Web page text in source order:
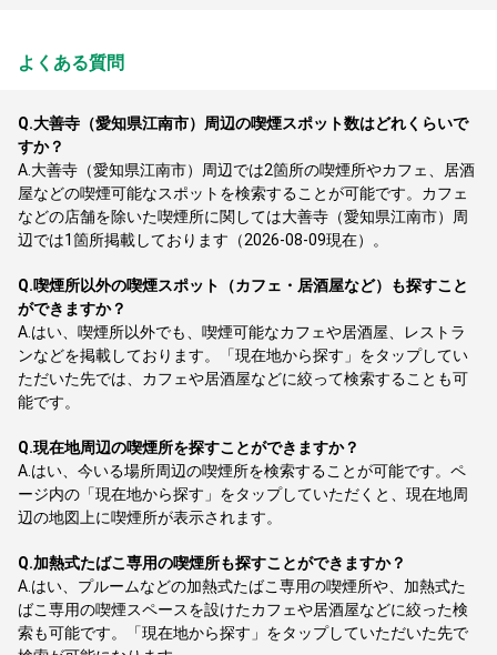
よくある質問
Q.大善寺（愛知県江南市）周辺の喫煙スポット数はどれくらいで
すか？
A. 大善寺（愛知県江南市）周辺では2箇所の喫煙所やカフェ、居酒
屋などの喫煙可能なスポットを検索することが可能です。カフェ
などの店舗を除いた喫煙所に関しては大善寺（愛知県江南市）周
辺では1箇所掲載しております（2026-08-09現在）。
Q.喫煙所以外の喫煙スポット（カフェ・居酒屋など）も探すこと
ができますか？
A. はい、喫煙所以外でも、喫煙可能なカフェや居酒屋、レストラ
ンなどを掲載しております。「現在地から探す」をタップしてい
ただいた先では、カフェや居酒屋などに絞って検索することも可
能です。
Q.現在地周辺の喫煙所を探すことができますか？
A. はい、今いる場所周辺の喫煙所を検索することが可能です。ペ
ージ内の「現在地から探す」をタップしていただくと、現在地周
辺の地図上に喫煙所が表示されます。
Q.加熱式たばこ専用の喫煙所も探すことができますか？
A. はい、プルームなどの加熱式たばこ専用の喫煙所や、加熱式た
ばこ専用の喫煙スペースを設けたカフェや居酒屋などに絞った検
索も可能です。「現在地から探す」をタップしていただいた先で